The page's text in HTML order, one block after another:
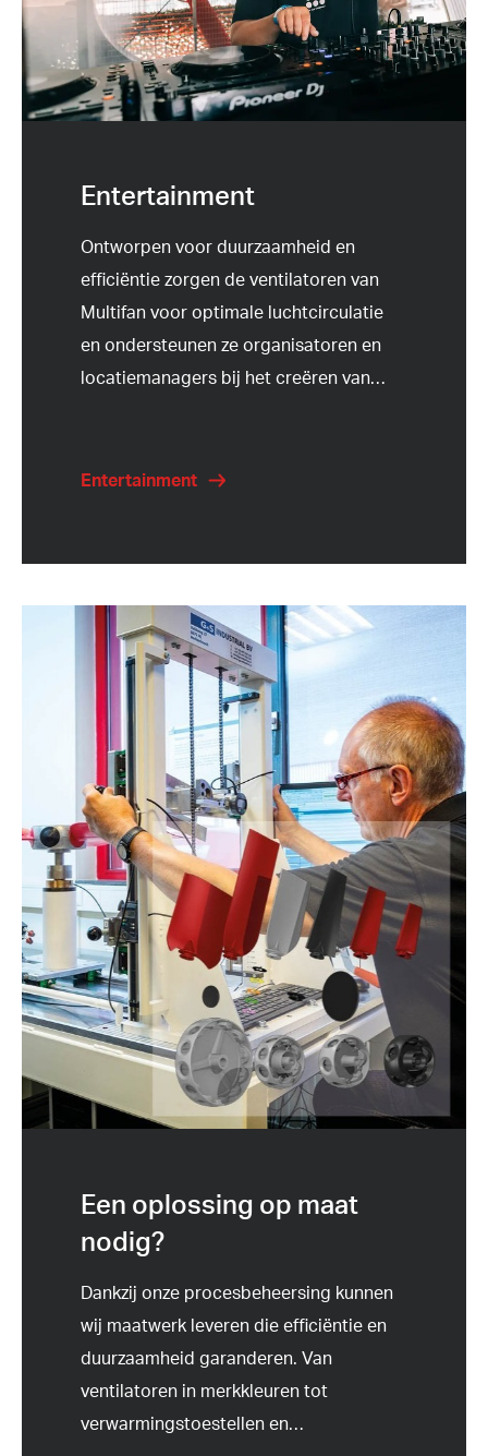
Entertainment
Ontworpen voor duurzaamheid en
efficiëntie zorgen de ventilatoren van
Multifan voor optimale luchtcirculatie
en ondersteunen ze organisatoren en
locatiemanagers bij het creëren van…
Entertainment
Een oplossing op maat
nodig?
Dankzij onze procesbeheersing kunnen
wij maatwerk leveren die efficiëntie en
duurzaamheid garanderen. Van
ventilatoren in merkkleuren tot
verwarmingstoestellen en…